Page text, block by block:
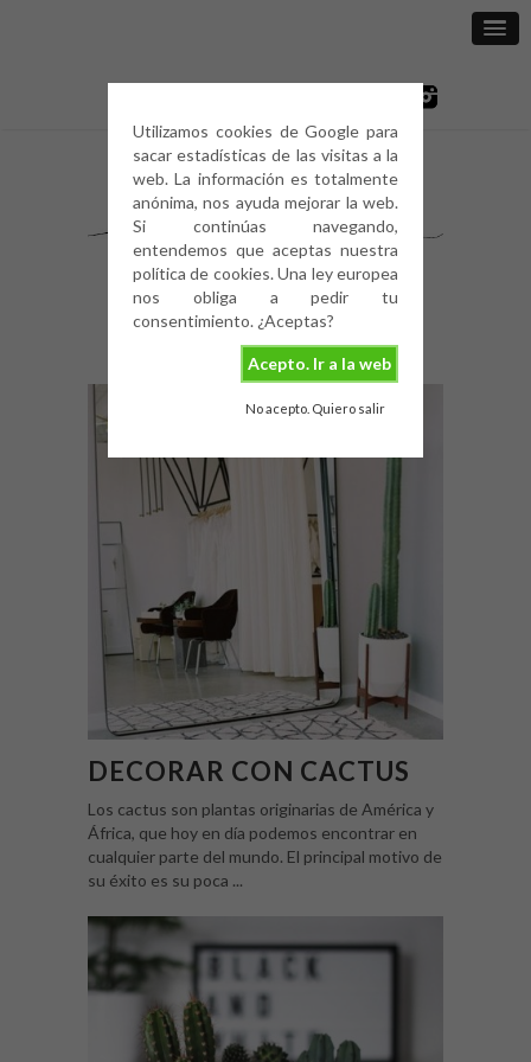
Utilizamos cookies de Google para
sacar estadísticas de las visitas a la
web. La información es totalmente
anónima, nos ayuda mejorar la web.
Si continúas navegando,
entendemos que aceptas nuestra
política de cookies. Una ley europea
nos obliga a pedir tu
consentimiento. ¿Aceptas?
Acepto. Ir a la web
No acepto. Quiero salir
DECORAR CON CACTUS
Los cactus son plantas originarias de América y
África, que hoy en día podemos encontrar en
cualquier parte del mundo. El principal motivo de
su éxito es su poca ...